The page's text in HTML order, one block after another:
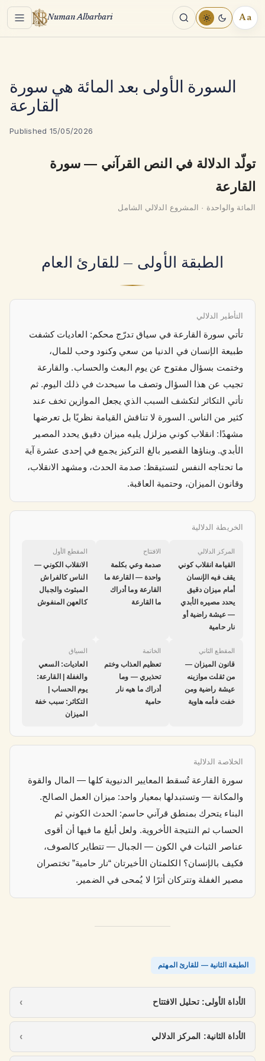
Menu Numan Albarbari Aa
السورة الأولى بعد المائة هي سورة
القارعة
Published 15/05/2026
تولّد الدلالة في النص القرآني — سورة
القارعة
المائة والواحدة · المشروع الدلالي الشامل
الطبقة الأولى — للقارئ العام
التأطير الدلالي
تأتي سورة القارعة في سياق تدرّج محكم: العاديات كشفت
طبيعة الإنسان في الدنيا من سعي وكنود وحب للمال،
وختمت بسؤال مفتوح عن يوم البعث والحساب. والقارعة
تجيب عن هذا السؤال وتصف ما سيحدث في ذلك اليوم. ثم
تأتي التكاثر لتكشف السبب الذي يجعل الموازين تخف عند
كثير من الناس. السورة لا تناقش القيامة نظريًا بل تعرضها
مشهدًا: انقلاب كوني مزلزل يليه ميزان دقيق يحدد المصير
الأبدي. وبناؤها القصير بالغ التركيز يجمع في إحدى عشرة آية
ما تحتاجه النفس لتستيقظ: صدمة الحدث، ومشهد الانقلاب،
وقانون الميزان، وحتمية العاقبة.
الخريطة الدلالية
المركز الدلالي
القيامة انقلاب كوني
يقف فيه الإنسان
أمام ميزان دقيق
يحدد مصيره الأبدي
— عيشة راضية أو
نار حامية
الافتتاح
صدمة وعي بكلمة
واحدة — القارعة ما
القارعة وما أدراك
ما القارعة
المقطع الأول
الانقلاب الكوني —
الناس كالفراش
المبثوث والجبال
كالعهن المنفوش
المقطع الثاني
قانون الميزان —
من ثقلت موازينه
عيشة راضية ومن
خفت فأمه هاوية
الخاتمة
تعظيم العذاب وختم
تحذيري — وما
أدراك ما هيه نار
حامية
السياق
العاديات: السعي
والغفلة | القارعة:
يوم الحساب |
التكاثر: سبب خفة
الميزان
الخلاصة الدلالية
سورة القارعة تُسقط المعايير الدنيوية كلها — المال والقوة
والمكانة — وتستبدلها بمعيار واحد: ميزان العمل الصالح.
البناء يتحرك بمنطق قرآني حاسم: الحدث الكوني ثم
الحساب ثم النتيجة الأخروية. ولعل أبلغ ما فيها أن أقوى
عناصر الثبات في الكون — الجبال — تتطاير كالصوف،
فكيف بالإنسان؟ الكلمتان الأخيرتان “نار حامية” تختصران
مصير الغفلة وتتركان أثرًا لا يُمحى في الضمير.
الطبقة الثانية — للقارئ المهتم
الأداة الأولى: تحليل الافتتاح
الأداة الثانية: المركز الدلالي